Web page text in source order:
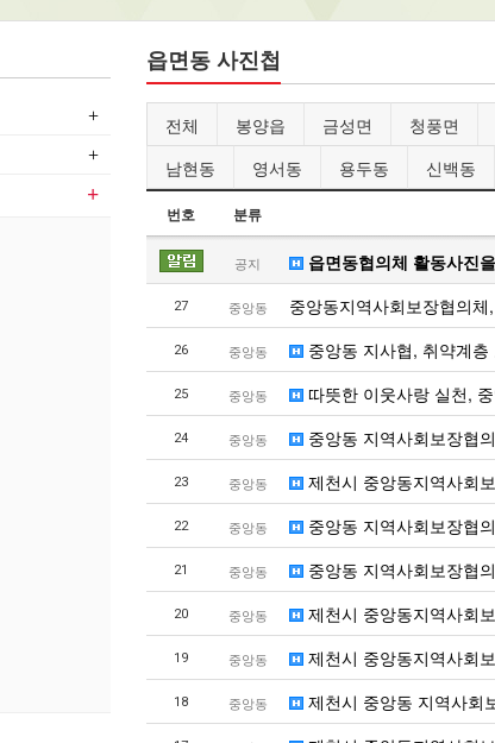
읍면동 사진첩
전체 봉양읍 금성면 청풍면
남현동
영서동 용두동 신백동
번호 분류
공지 읍면동협의체 활동사진
27 중앙동 중앙동지역사회보장협의
26 중앙동 중앙동 지사협, 취약계
25 중앙동 따뜻한 이웃사랑 실천,
24 중앙동 중앙동 지역사회보장협
23 중앙동 제천시 중앙동지역사회
22 중앙동 중앙동 지역사회보장협
21 중앙동 중앙동 지역사회보장협
20 중앙동 제천시 중앙동지역사회
19 중앙동 제천시 중앙동지역사회
18 중앙동 제천시 중앙동 지역사회